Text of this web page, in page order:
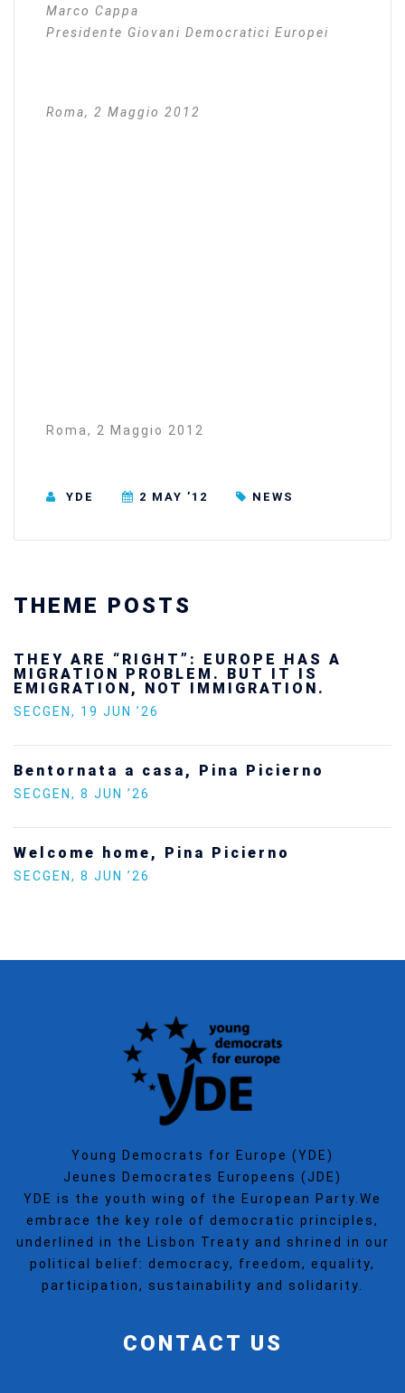
Marco Cappa
Presidente Giovani Democratici Europei
Roma, 2 Maggio 2012
Roma, 2 Maggio 2012
YDE 2 MAY ’12 NEWS
THEME POSTS
HAS A
IS
Ukraine’s youth are
future — and we will not
SECGEN, 24 FEB ’26
Europe on the situation in
SECGEN
Increasing Youth
Politics
Young Democrats for Europe (YDE)
Jeunes Democrates Europeens (JDE)
YDE is the youth wing of the European Party.We
embrace the key role of democratic principles,
underlined in the Lisbon Treaty and shrined in our
political belief: democracy, freedom, equality,
participation, sustainability and solidarity.
CONTACT US